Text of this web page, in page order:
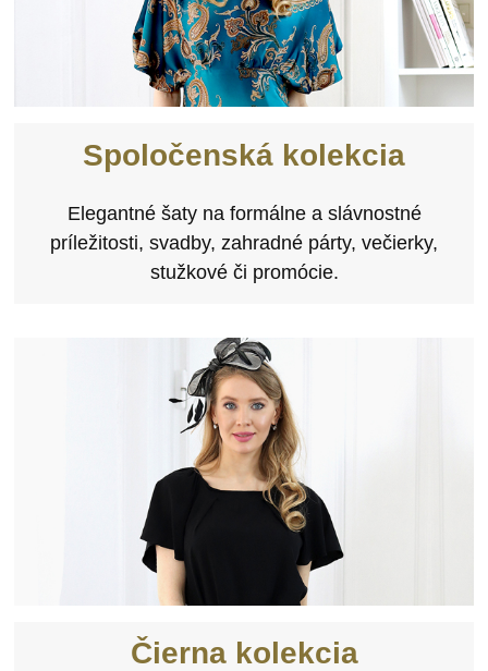
Spoločenská kolekcia
Elegantné šaty na formálne a slávnostné
príležitosti, svadby, zahradné párty, večierky,
stužkové či promócie.
Čierna kolekcia